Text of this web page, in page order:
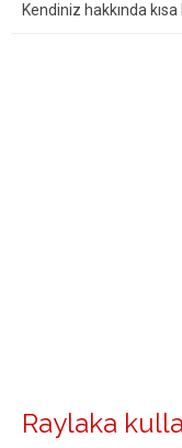
Kendiniz hakkında kısa
Raylaka